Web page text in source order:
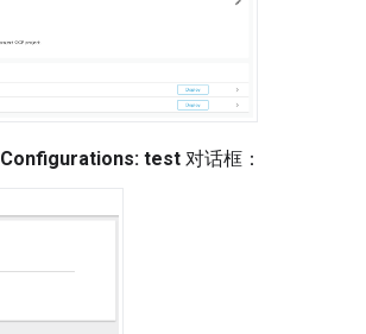
Configurations: test 对话框：